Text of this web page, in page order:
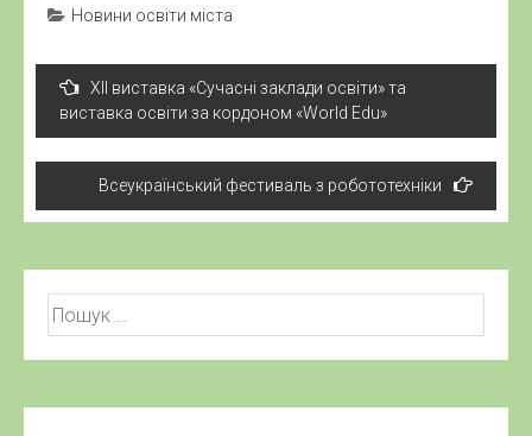
Новини освіти міста
Навігація
записів
XII виставка «Сучасні заклади освіти» та
виставка освіти за кордоном «World Edu»
Всеукраїнський фестиваль з робототехніки
Пошук: